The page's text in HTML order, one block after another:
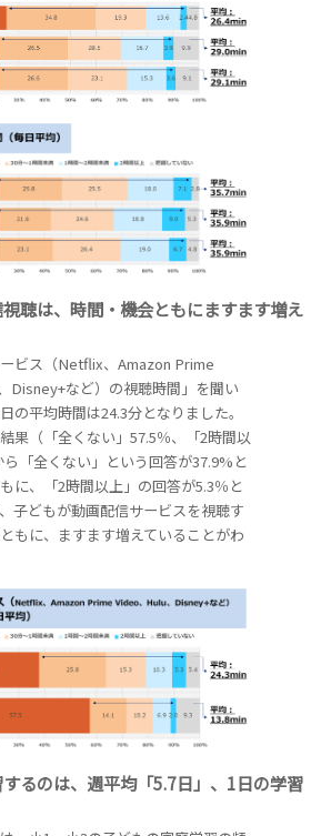
聴は、時間・機会ともにますます増え
ービス（Netflix、Amazon Prime
Disney+など）の視聴時間」を聞い
の平均時間は24.3分となりました。
果（「全くない」57.5％、「2時間以
ら「全くない」という回答が37.9%と
に、「2時間以上」の回答が5.3％と
子どもが動画配信サービスを視聴す
もに、ますます増えていることがわ
るのは、週平均「5.7日」、1日の学習